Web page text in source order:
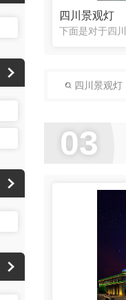
四川景观灯
四川景观灯
03